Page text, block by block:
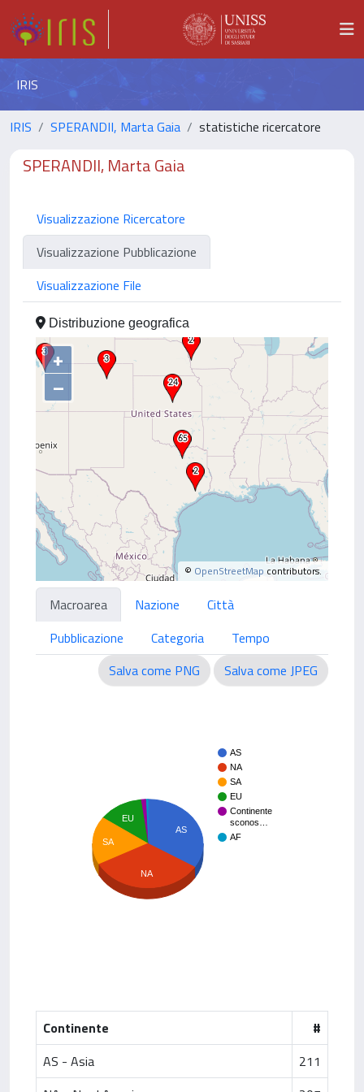
IRIS
IRIS SPERANDII, Marta Gaia statistiche ricercatore
SPERANDII, Marta Gaia
Visualizzazione Ricercatore
Visualizzazione Pubblicazione
Visualizzazione File
Distribuzione geografica
+
–
© OpenStreetMap contributors.
Macroarea Nazione
Città
Pubblicazione
Categoria
Tempo
Salva come PNG
Salva come JPEG
AS
NA
SA
EU
Continente
sconos…
AF
AS
EU
SA
NA
Continente
#
AS - Asia
211